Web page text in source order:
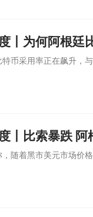
丨为何阿根廷
特币采用率正在飙升，
丨比索暴跌
，随着黑市美元市场价